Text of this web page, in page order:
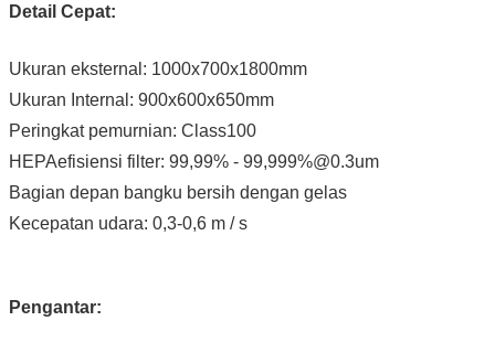
Detail Cepat:
Ukuran eksternal: 1000x700x1800mm
Ukuran Internal: 900x600x650mm
Peringkat pemurnian: Class100
HEPAefisiensi filter: 99,99% - 99,999%@0.3um
Bagian depan bangku bersih dengan gelas
Kecepatan udara: 0,3-0,6 m / s
Pengantar: